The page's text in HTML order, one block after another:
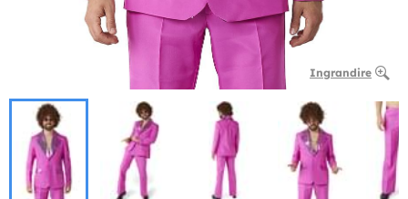
Ingrandire